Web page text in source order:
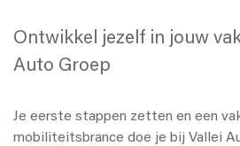
Ontwikkel jezelf in jouw
Auto Groep
Je eerste stappen zetten en een
mobiliteitsbrance doe je bij Vallei